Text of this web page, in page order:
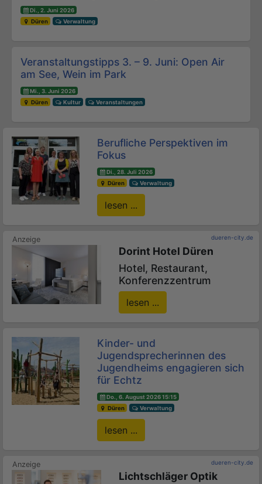
Di., 2. Juni 2026
Düren
Verwaltung
Veranstaltungstipps 3. – 9. Juni: Open Air
am See, Wein im Park
Mi., 3. Juni 2026
Düren
Kultur Veranstaltungen
Berufliche Perspektiven im
Fokus
Di., 28. Juli 2026
Düren
Verwaltung
lesen ...
dueren-city.de
Dorint Hotel Düren
Hotel, Restaurant,
Konferenzzentrum
lesen ...
Kinder- und
Jugendsprecherinnen des
Jugendheims engagieren sich
für Echtz
Do., 6. August 2026 15:15
Düren
Verwaltung
lesen ...
dueren-city.de
Lichtschläger Optik